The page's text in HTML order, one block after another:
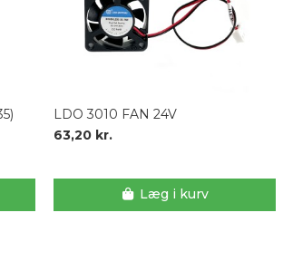
LDO 3010 FAN 24V
63,20 kr.
Læg i kurv